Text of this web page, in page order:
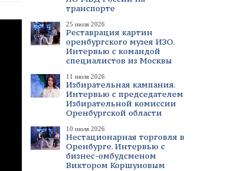
транспорте
25 июля 2026
Реставрация картин
оренбургского музея ИЗО.
Интервью с командой
специалистов из Москвы
11 июля 2026
Избирательная кампания.
Интервью с председателем
Избирательной комиссии
Оренбургской области
10 июля 2026
Нестационарная торговля в
Оренбурге. Интервью с
бизнес-омбудсменом
Виктором Коршуновым